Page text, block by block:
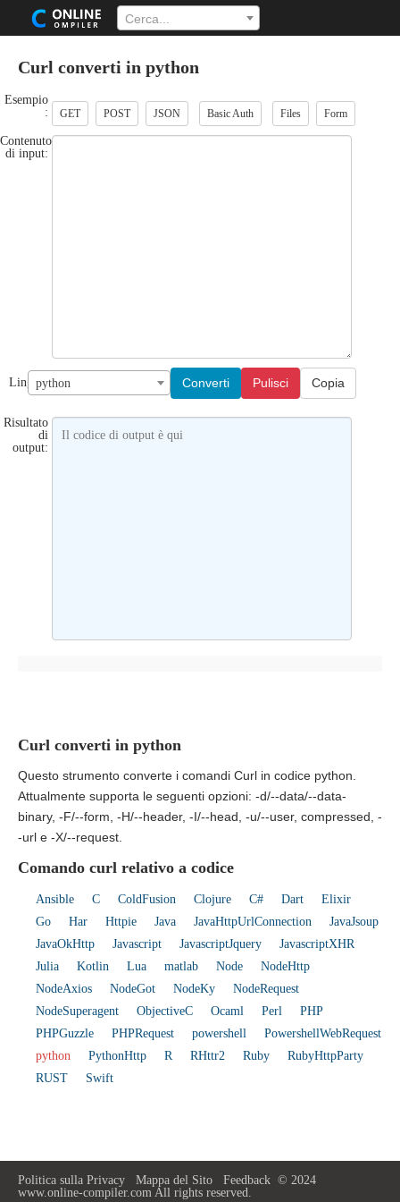
Cerca...
Curl converti in python
Esempio
:
GET POST JSON Basic Auth Files Form
Contenuto
di input:
Lingua:python Converti Pulisci Copia
Risultato
di
output:
Il codice di output è qui
Curl converti in python
Questo strumento converte i comandi Curl in codice python.
Attualmente supporta le seguenti opzioni: -d/--data/--data-
binary, -F/--form, -H/--header, -I/--head, -u/--user, compressed, -
-url e -X/--request.
Comando curl relativo a codice
Ansible C ColdFusion Clojure C# Dart
Elixir
Go
Har Httpie Java JavaHttpUrlConnection
JavaJsoup
JavaOkHttp
Javascript JavascriptJquery
JavascriptXHR
Julia
Kotlin Lua matlab Node
NodeHttp
NodeAxios
NodeGot NodeKy
NodeRequest
NodeSuperagent
ObjectiveC Ocaml Perl
PHP
PHPGuzzle
PHPRequest powershell
PowershellWebRequest
python
PythonHttp R RHttr2 Ruby
RubyHttpParty
RUST
Swift
Politica sulla Privacy Mappa del Sito Feedback © 2024
www.online-compiler.com All rights reserved.